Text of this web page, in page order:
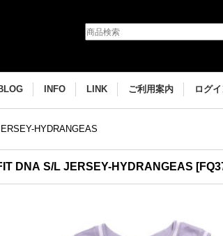
INFO LINK ご利用案内 ログ
HYDRANGEAS
DNA S/L JERSEY-HYDRANGEAS [